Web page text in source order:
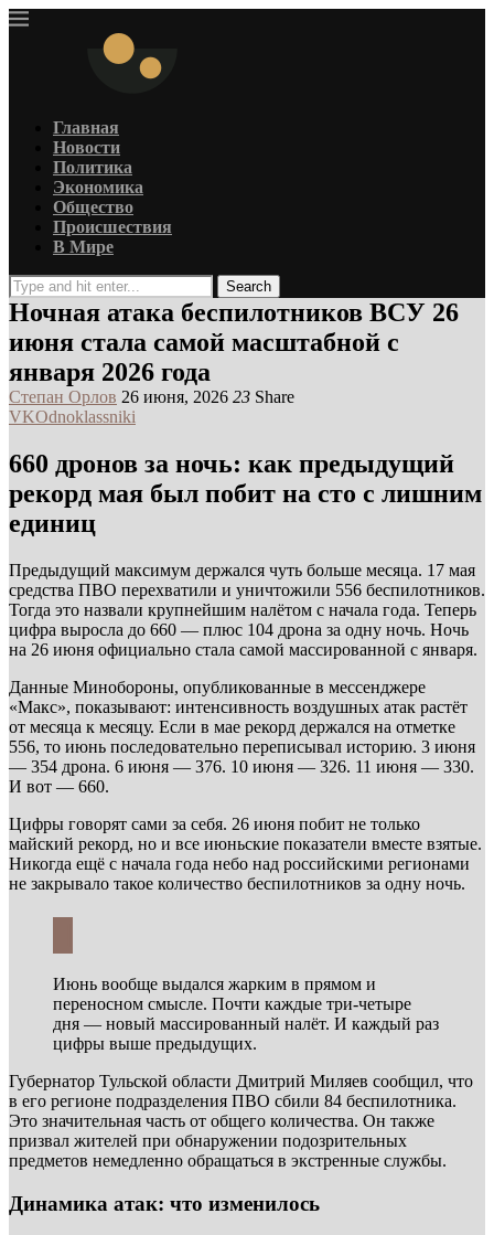
Главная
Новости
Политика
Экономика
Общество
Происшествия
В Мире
Search
Ночная атака беспилотников ВСУ 26
июня стала самой масштабной с
января 2026 года
Степан Орлов 26 июня, 2026 23 Share
VKOdnoklassniki
660 дронов за ночь: как предыдущий
рекорд мая был побит на сто с лишним
единиц
Предыдущий максимум держался чуть больше месяца. 17 мая
средства ПВО перехватили и уничтожили 556 беспилотников.
Тогда это назвали крупнейшим налётом с начала года. Теперь
цифра выросла до 660 — плюс 104 дрона за одну ночь. Ночь
на 26 июня официально стала самой массированной с января.
Данные Минобороны, опубликованные в мессенджере
«Макс», показывают: интенсивность воздушных атак растёт
от месяца к месяцу. Если в мае рекорд держался на отметке
556, то июнь последовательно переписывал историю. 3 июня
— 354 дрона. 6 июня — 376. 10 июня — 326. 11 июня — 330.
И вот — 660.
Цифры говорят сами за себя. 26 июня побит не только
майский рекорд, но и все июньские показатели вместе взятые.
Никогда ещё с начала года небо над российскими регионами
не закрывало такое количество беспилотников за одну ночь.
Июнь вообще выдался жарким в прямом и
переносном смысле. Почти каждые три-четыре
дня — новый массированный налёт. И каждый раз
цифры выше предыдущих.
Губернатор Тульской области Дмитрий Миляев сообщил, что
в его регионе подразделения ПВО сбили 84 беспилотника.
Это значительная часть от общего количества. Он также
призвал жителей при обнаружении подозрительных
предметов немедленно обращаться в экстренные службы.
Динамика атак: что изменилось